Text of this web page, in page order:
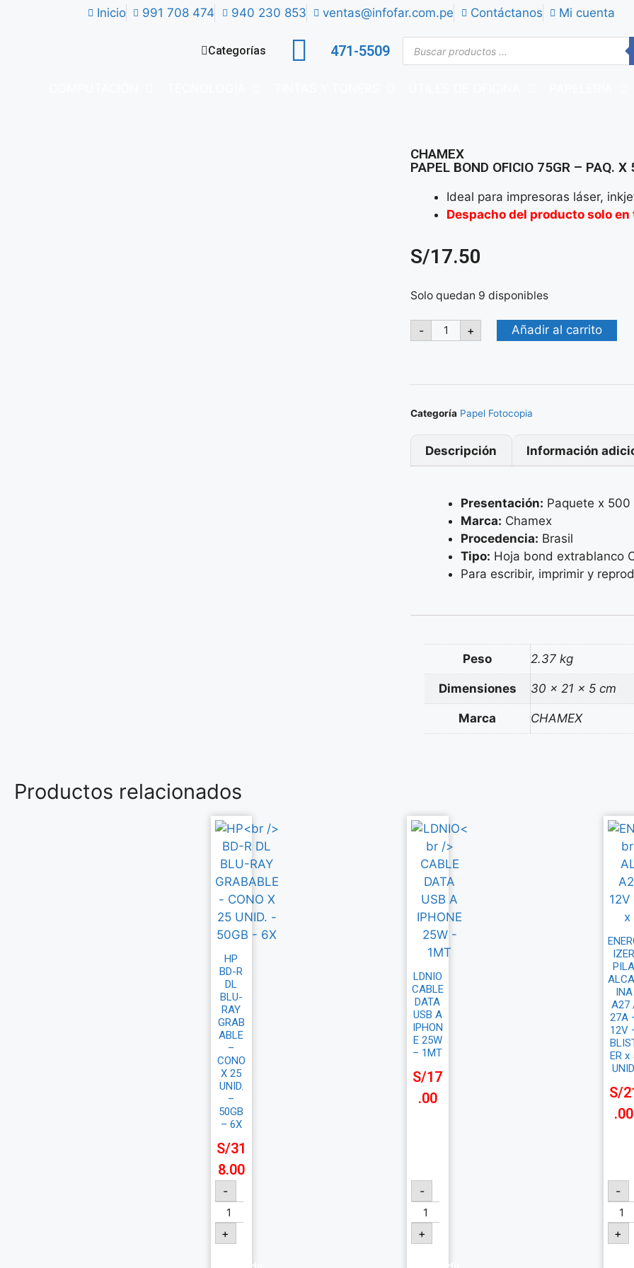
Inicio 991 708 474 940 230 853 ventas@infofar.com.pe Contáctanos Mi cuenta
Categorías 471-5509
CHAMEX
PAPEL BOND OFICIO 75GR – PAQ. X
Ideal para impresoras láser,
Despacho del producto solo en
S/17.50
Solo quedan 9 disponibles
- + Añadir al carrito
Categoría Papel Fotocopia
Descripción Información
Presentación: Paquete x 500
Marca: Chamex
Procedencia: Brasil
Tipo: Hoja bond extrablanco
Para escribir, imprimir y
Peso 2.37 kg
Dimensiones 30 × 21 × 5 cm
Marca CHAMEX
Productos relacionados
HP
BD-R
DL
BLU-
RAY
GRAB
ABLE
–
CONO
X 25
UNID.
–
50GB
– 6X
S/31
8.00
-
+
LDNIO
CABLE
DATA
USB A
IPHON
E 25W
– 1MT
S/17
.00
-
+
INA
A27
27A
12V
ER x
S/
.00
-
+